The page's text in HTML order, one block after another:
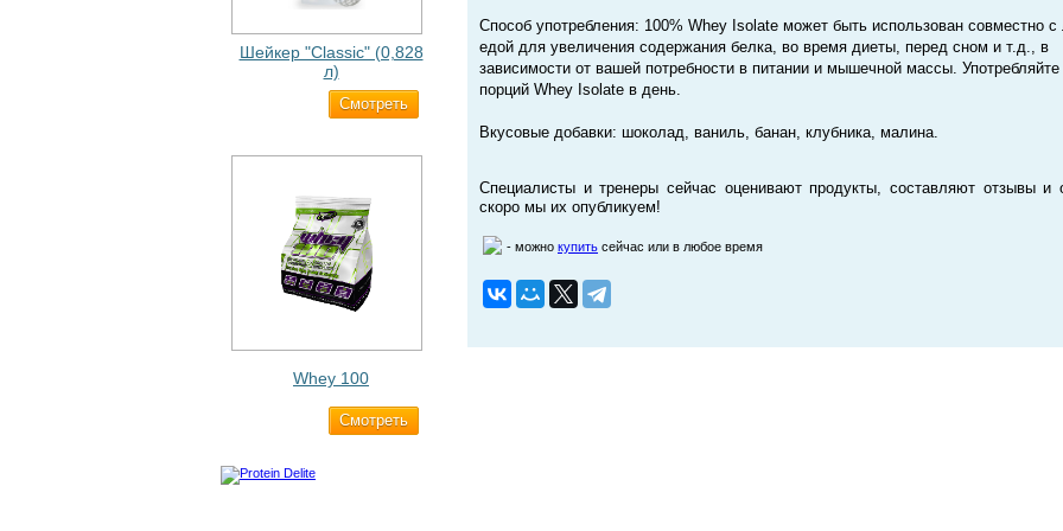
Шейкер "Classic" (0,828
л)
Cмотреть
Whey 100
Cмотреть
Способ употребления: 100% Whey Isolate может быть использован совместно
едой для увеличения содержания белка, во время диеты, перед сном и т.д., в
зависимости от вашей потребности в питании и мышечной массы. Употребляйте
порций Whey Isolate в день.
Вкусовые добавки: шоколад, ваниль, банан, клубника, малина.
Специалисты и тренеры сейчас оценивают продукты, составляют отзывы и
скоро мы их опубликуем!
- можно купить сейчас или в любое время